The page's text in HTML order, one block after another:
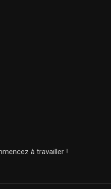
à travailler !